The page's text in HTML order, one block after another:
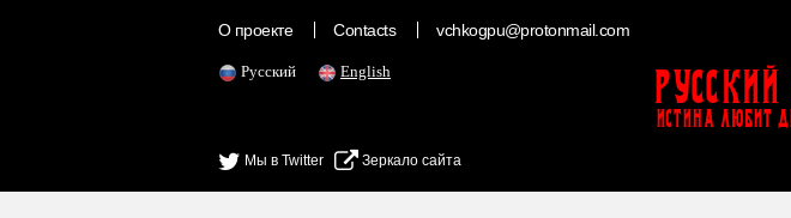
О проекте Contacts vchkogpu@protonmail.com
Русский English
Мы в Twitter Зеркало сайта
ИСТИНА ЛЮБИТ